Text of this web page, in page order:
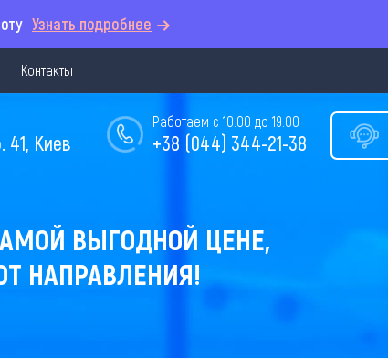
Узнать подробнее
Контакты
Работаем с 10:00 до 19:00
+38 (044) 344-21-38
41, Киев
ВЫГОДНОЙ ЦЕНЕ,
НАПРАВЛЕНИЯ!